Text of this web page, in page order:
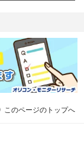
このページのトップへ